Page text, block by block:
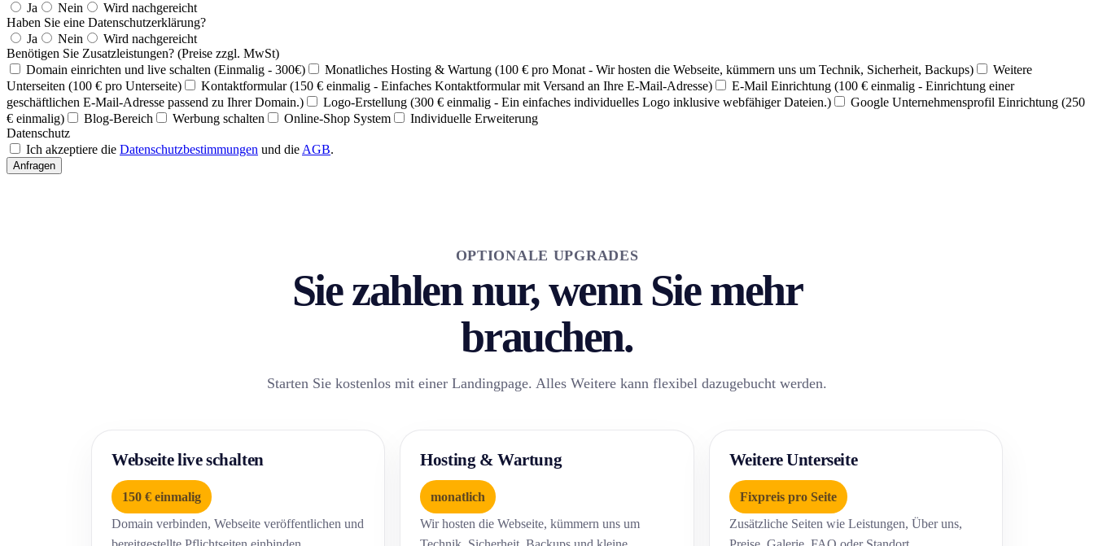
Ja
Nein
Wird nachgereicht
Haben Sie eine Datenschutzerklärung?
Ja
Nein
Wird nachgereicht
Benötigen Sie Zusatzleistungen? (Preise zzgl. MwSt)
Domain einrichten und live schalten (Einmalig - 300€)
Monatliches Hosting & Wartung (100 € pro Monat - Wir hosten die Webseite, kümmern uns um Technik, Sicherheit, Backups)
Weitere
Unterseiten (100 € pro Unterseite)
Kontaktformular (150 € einmalig - Einfaches Kontaktformular mit Versand an Ihre E-Mail-Adresse)
E-Mail Einrichtung (100 € einmalig - Einrichtung einer
geschäftlichen E-Mail-Adresse passend zu Ihrer Domain.)
Logo-Erstellung (300 € einmalig - Ein einfaches individuelles Logo inklusive webfähiger Dateien.)
Google Unternehmensprofil Einrichtung (250
€ einmalig)
Blog-Bereich Werbung schalten Online-Shop System
Individuelle Erweiterung
Datenschutz
Ich akzeptiere die Datenschutzbestimmungen und die AGB.
Anfragen
OPTIONALE UPGRADES
Sie zahlen nur, wenn Sie mehr
brauchen.
Starten Sie kostenlos mit einer Landingpage. Alles Weitere kann flexibel dazugebucht werden.
Webseite live schalten
150 € einmalig
Domain verbinden, Webseite veröffentlichen und
Hosting & Wartung
monatlich
Wir hosten die Webseite, kümmern uns um
Weitere Unterseite
Fixpreis pro Seite
Zusätzliche Seiten wie Leistungen, Über uns,